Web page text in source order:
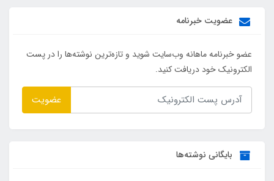
عضویت خبرنامه
عضو خبرنامه ماهانه وب‌سایت شوید و تازه‌ترین نوشته‌ها را در پست
الکترونیک خود دریافت کنید.
عضویت
بایگانی نوشته‌ها